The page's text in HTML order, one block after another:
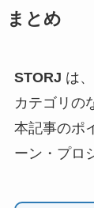
まとめ
STORJ は
カテゴリの
本記事のポ
ーン・プロ